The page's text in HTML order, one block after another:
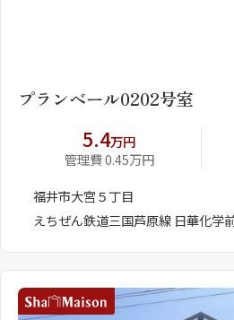
プランベール0202号室
5.4万円
管理費 0.45万円
福井市大宮５丁目
えちぜん鉄道三国芦原線 日華化学